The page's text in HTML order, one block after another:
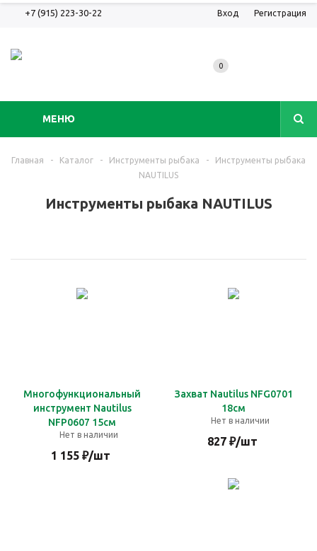
+7 (915) 223-30-22 Вход Регистрация
МЕНЮ
0
Главная - Каталог - Инструменты рыбака -
Инструменты рыбака
NAUTILUS
Инструменты рыбака NAUTILUS
Многофункциональный
инструмент Nautilus
NFP0607 15см
Нет в наличии
1 155 ₽/шт
Захват Nautilus NFG0701
18см
Нет в наличии
827₽/шт